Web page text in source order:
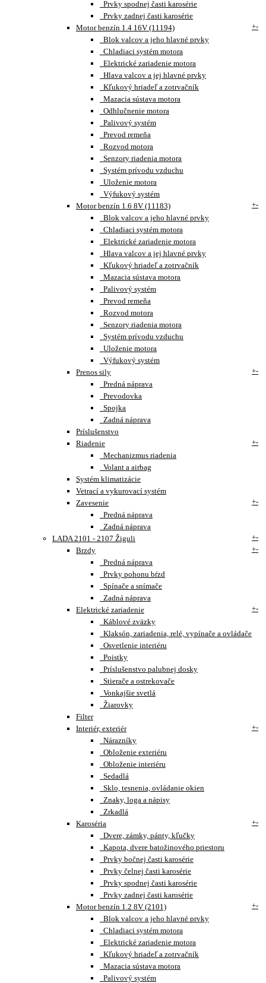
Prvky spodnej časti karosérie
Prvky zadnej časti karosérie
Motor benzín 1.4 16V (11194)
+-
Blok valcov a jeho hlavné prvky
Chladiaci systém motora
Elektrické zariadenie motora
Hlava valcov a jej hlavné prvky
Kľukový hriadeľ a zotrvačník
Mazacia sústava motora
Odhlučnenie motora
Palivový systém
Prevod remeňa
Rozvod motora
Senzory riadenia motora
Systém prívodu vzduchu
Uloženie motora
Výfukový systém
Motor benzín 1.6 8V (11183)
+-
Blok valcov a jeho hlavné prvky
Chladiaci systém motora
Elektrické zariadenie motora
Hlava valcov a jej hlavné prvky
Kľukový hriadeľ a zotrvačník
Mazacia sústava motora
Palivový systém
Prevod remeňa
Rozvod motora
Senzory riadenia motora
Systém prívodu vzduchu
Uloženie motora
Výfukový systém
Prenos sily
+-
Predná náprava
Prevodovka
Spojka
Zadná náprava
Príslušenstvo
Riadenie
+-
Mechanizmus riadenia
Volant a airbag
Systém klimatizácie
Vetrací a vykurovací systém
Zavesenie
+-
Predná náprava
Zadná náprava
LADA 2101 - 2107 Žiguli
+-
Brzdy
+-
Predná náprava
Prvky pohonu bŕzd
Spínače a snímače
Zadná náprava
Elektrické zariadenie
+-
Káblové zväzky
Klaksón, zariadenia, relé, vypínače a ovládače
Osvetlenie interiéru
Poistky
Príslušenstvo palubnej dosky
Stierače a ostrekovače
Vonkajšie svetlá
Žiarovky
Filter
Interiér, exteriér
+-
Nárazníky
Obloženie exteriéru
Obloženie interiéru
Sedadlá
Sklo, tesnenia, ovládanie okien
Znaky, loga a nápisy
Zrkadlá
Karoséria
+-
Dvere, zámky, pánty, kľučky
Kapota, dvere batožinového priestoru
Prvky bočnej časti karosérie
Prvky čelnej časti karosérie
Prvky spodnej časti karosérie
Prvky zadnej časti karosérie
Motor benzín 1.2 8V (2101)
+-
Blok valcov a jeho hlavné prvky
Chladiaci systém motora
Elektrické zariadenie motora
Kľukový hriadeľ a zotrvačník
Mazacia sústava motora
Palivový systém